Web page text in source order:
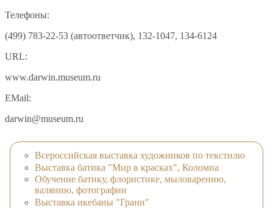
Телефоны:
(499) 783-22-53 (автоответчик), 132-1047, 134-6124
URL:
www.darwin.museum.ru
EMail:
darwin@museum.ru
Всероссийская выставка художников по текстилю
Выставка батика "Мир в красках", Коломна
Обучение батику, флористике, мыловарению,
валянию, фотографии
Выставка икебаны "Грани"